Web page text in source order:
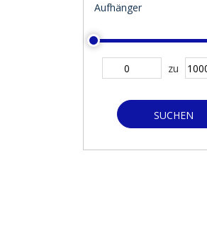
Aufhänger
zu
SUCHEN